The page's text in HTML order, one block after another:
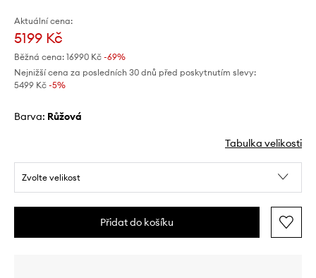
Aktuální cena:
5199 Kč
Běžná cena: 16990 Kč -69%
Nejnižší cena za posledních 30 dnů před poskytnutím slevy:
5499 Kč -5%
Barva: růžová
Tabulka velikosti
Zvolte velikost
Přidat do košíku